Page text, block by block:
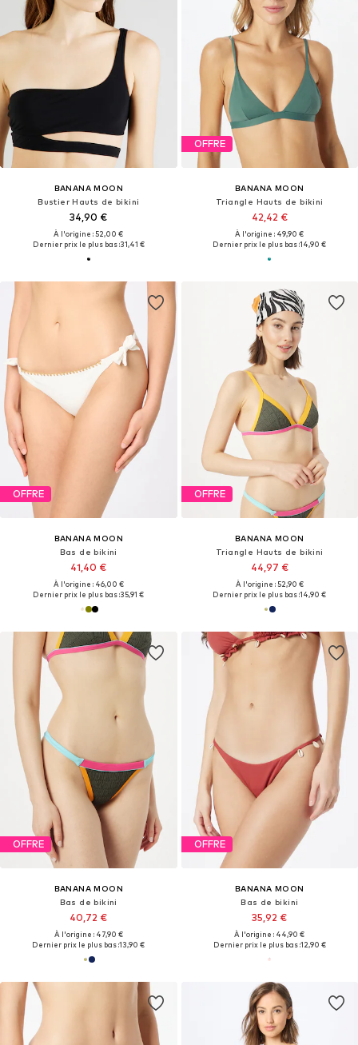
BANANA MOON
Bustier Hauts de bikini
34,90 €
À l'origine : 52,00 €
Dernier prix le plus bas :31,41 €
OFFRE
BANANA MOON
Triangle Hauts de bikini
42,42 €
À l'origine : 49,90 €
Dernier prix le plus bas :14,90 €
OFFRE
BANANA MOON
Bas de bikini
41,40 €
À l'origine : 46,00 €
Dernier prix le plus bas :35,91 €
OFFRE
BANANA MOON
Triangle Hauts de bikini
44,97 €
À l'origine : 52,90 €
Dernier prix le plus bas :14,90 €
OFFRE
BANANA MOON
Bas de bikini
40,72 €
À l'origine : 47,90 €
Dernier prix le plus bas :13,90 €
OFFRE
BANANA MOON
Bas de bikini
35,92 €
À l'origine : 44,90 €
Dernier prix le plus bas :12,90 €